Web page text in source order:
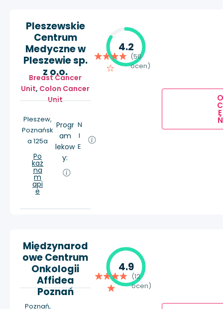
Pleszewskie
Centrum
Medyczne w
Pleszewie sp.
z o.o.
Breast Cancer
Unit, Colon Cancer
Unit
Pleszew,
Poznańsk
a 125a
Po
każ
na
m
api
e
Progr
am
lekow
y:
N
I
E
4.2
(50
ocen)
O
C
E
Ń
Międzynarod
owe Centrum
Onkologii
Affidea
Poznań
Poznań,
4.9
(12
ocen)